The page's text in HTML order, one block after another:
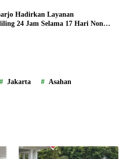
Hadirkan Layanan
24 Jam Selama 17 Hari Non
Jakarta Asahan